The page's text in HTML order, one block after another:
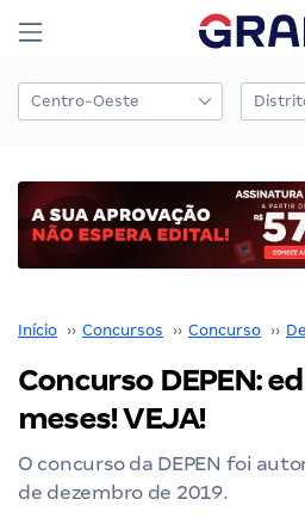
Início ›› Concursos ›› Concurso ››
Concurso DEPEN:
meses! VEJA!
O concurso da DEPEN foi
de dezembro de 2019.